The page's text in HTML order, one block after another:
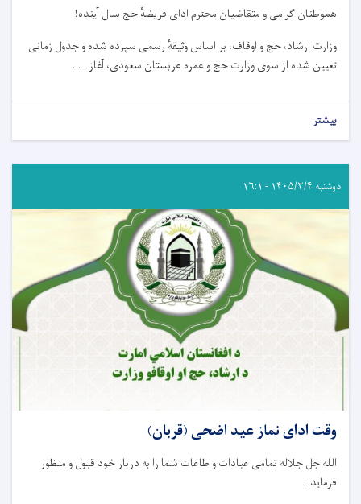
هموطنان گرامی و متقاضیان محترم ادای فریضهٔ حج سال آینده!
وزارت ارشاد، حج و اوقاف، بر اساس وثیقهٔ رسمی سپرده ‌شده و جدول زمانی
تعیین‌ شده از سوی وزارت حج و عمره عربستان سعودی، آغاز . . .
بیشتر
دوشنبه ۱۴۰۵/۳/۴ - ۱۶:۱
وقت ادای نماز عید اضحی (قربان)
الله جل جلاله تمامی عبادات و طاعات شما را به دربار خود قبول و منظور
فرماید: